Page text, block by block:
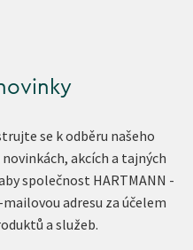
se k odběru našeho
akcích a tajných
společnost HARTMANN -
mailovou adresu za účelem
a služeb.